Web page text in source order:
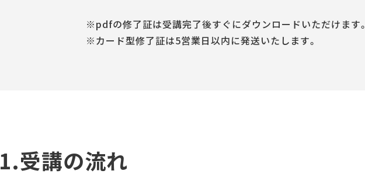
pdfの修了証は受講完了後すぐにダウンロードいただけます。
カード型修了証は5営業日以内に発送いたします。
1.受講の流れ